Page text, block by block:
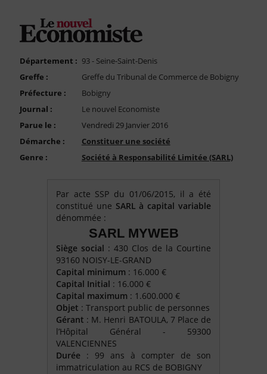
FAQ
Compte PRO
Département : 93 - Seine-Saint-Denis
Greffe :
Greffe du Tribunal de Commerce de Bobigny
Préfecture :
Bobigny
Journal :
Le nouvel Economiste
Parue le :
Vendredi 29 Janvier 2016
Démarche :
Constituer une société
Genre :
Société à Responsabilité Limitée (SARL)
Par acte SSP du 01/06/2015, il a été
constitué une SARL à capital variable
dénommée :
SARL MYWEB
Siège social : 430 Clos de la Courtine
93160 NOISY-LE-GRAND
Capital minimum : 16.000 €
Capital Initial : 16.000 €
Capital maximum : 1.600.000 €
Objet : Transport public de personnes
Gérant : M. Henri BATOULA, 7 Place de
l’Hôpital Général - 59300
VALENCIENNES
Durée : 99 ans à compter de son
immatriculation au RCS de BOBIGNY